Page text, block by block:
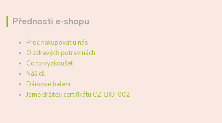
Přednosti e-shopu
Proč nakupovat u nás
O zdravých potravinách
Co to vyzkoušet
Náš cíl
Dárkové balení
Jsme držiteli certifikátu CZ-BIO-002